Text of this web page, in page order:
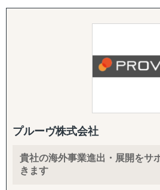
①市場調査
進出を考えている市場をマクロ的
岐にわたる範囲に対応しておりま
「どういった情報があれば、適切
市場調査では、有識者へのヒアリ
を展開しておりますが、貴社にとっ
ご提案させていただきます。
「バイアスがかかった状態で判断
いったお悩みを抱えるご担当者の
グロスペリティの特長は、**市場調
「一気通貫の支援体制」**にありま
らず、現地ネットワークを活用し
1. 海外営業代行（B2B）
ターゲットリストの作成から、オン
ローチ、商談同席・クロージング
る商流構築、継続的な取引先フォ
「商談化」「販路開拓」という成
げる」という理念のもと、
海外展開を目指す企業と海外市場
物流と営業代行を融合させた独自の
これまで多くの企業の海外進出を
【圧倒的な台湾ネットワーク】
創業以来、台湾に毎月渡航し構築し
ーシップにより、
他社では提供できない販路開拓ル
米、庭木、観賞魚などの特殊分野
プルーヴ株式会社
貴社の海外事業進出・展開をサ
きます